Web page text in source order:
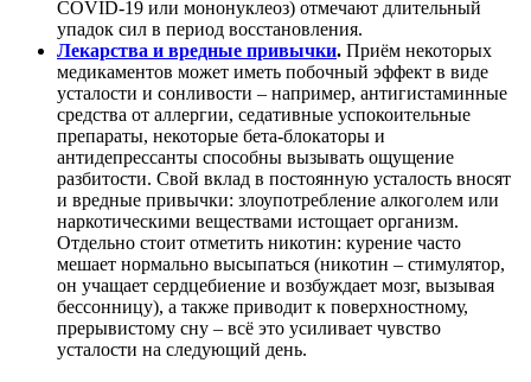
COVID-19 или мононуклеоз) отмечают длительный
упадок сил в период восстановления.
Лекарства и вредные привычки. Приём некоторых
медикаментов может иметь побочный эффект в виде
усталости и сонливости – например, антигистаминные
средства от аллергии, седативные успокоительные
препараты, некоторые бета-блокаторы и
антидепрессанты способны вызывать ощущение
разбитости. Свой вклад в постоянную усталость вносят
и вредные привычки: злоупотребление алкоголем или
наркотическими веществами истощает организм.
Отдельно стоит отметить никотин: курение часто
мешает нормально высыпаться (никотин – стимулятор,
он учащает сердцебиение и возбуждает мозг, вызывая
бессонницу), а также приводит к поверхностному,
прерывистому сну – всё это усиливает чувство
усталости на следующий день.